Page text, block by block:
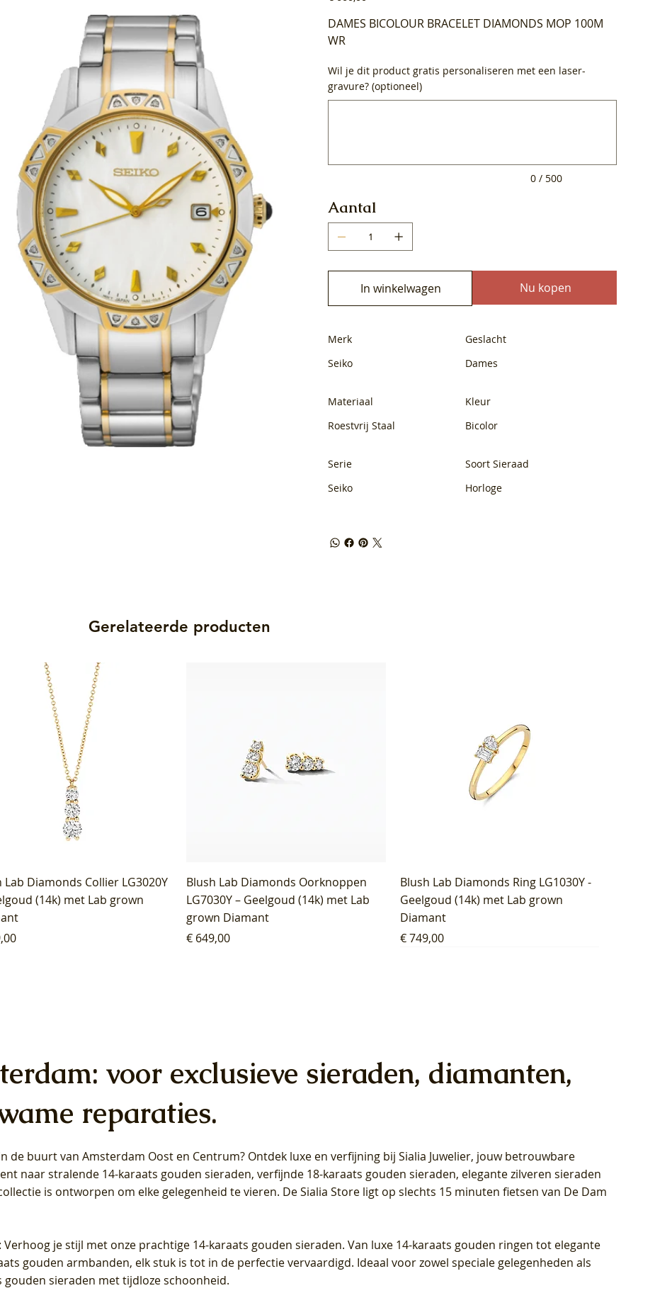
DAMES BICOLOUR BRACELET DIAMONDS MOP 100M
WR
Wil je dit product gratis personaliseren met een laser-
gravure? (optioneel)
0 / 500
Aantal
In winkelwagen Nu kopen
Merk
Seiko
Geslacht
Dames
Materiaal
Roestvrij Staal
Kleur
Bicolor
Serie
Seiko
Soort Sieraad
Horloge
Gerelateerde producten
Lab Diamonds Collier LG3020Y
(14k) met Lab grown
Blush Lab Diamonds Oorknoppen
LG7030Y – Geelgoud (14k) met Lab
grown Diamant
Prijs
€ 649,00
Blush Lab Diamonds Ring LG1030Y -
Geelgoud (14k) met Lab grown
Diamant
Prijs
€ 749,00
Lab Diamonds Oorhangers
S - Geelgoud (14k) met Lab
Diamant
Blush Lab Diamonds Ring LG1028Y -
Geelgoud (14k) met Lab grown
Diamant
Blush Lab Diamonds Collier LG3014Y
- Geelgoud (14k) met Lab grown
Diamant
Lab Diamonds Ring LG1042Y –
(14k) met Lab grown
Blush Lab Diamonds Oorknoppen
LG7027Y - Geelgoud (14k) met Lab
grown Diamant
Blush Lab Diamonds Ring LG1029Y -
Geelgoud (14k) met Lab grown
Diamant
Lab Diamonds Ring LG1044Y –
(14k) met Lab grown
Blush Lab Diamonds Oorknoppen
LG7026Y - Geelgoud (14k) met Lab
grown Diamant
Blush Lab Diamonds Oorknoppen
LG7033Y – Geelgoud (14k) met Lab
grown Diamant
voor exclusieve sieraden, diamanten,
reparaties.
de buurt van Amsterdam Oost en Centrum? Ontdek luxe en verfijning bij Sialia Juwelier, jouw betrouwbare
naar stralende 14-karaats gouden sieraden, verfijnde 18-karaats gouden sieraden, elegante zilveren sieraden
is ontworpen om elke gelegenheid te vieren. De Sialia Store ligt op slechts 15 minuten fietsen van De Dam
: Verhoog je stijl met onze prachtige 14-karaats gouden sieraden. Van luxe 14-karaats gouden ringen tot elegante
gouden armbanden, elk stuk is tot in de perfectie vervaardigd. Ideaal voor zowel speciale gelegenheden als
sieraden met tijdloze schoonheid.